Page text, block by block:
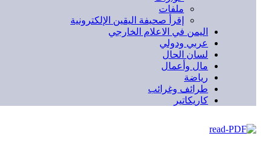
ملفات
إقرأ صحيفة اليقين الإلكترونية
اليمن في الاعلام الخارجي
عربي ودولي
لسان الحال
مال وأعمال
رياضة
طرائف وغرائب
كاريكاتير